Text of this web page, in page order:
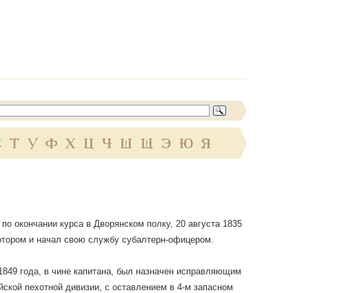
Т У Ф Х Ц Ч Ш Щ Э Ю Я
окончании курса в Дворянском полку, 20 августа 1835
и начал свою службу субалтерн-офицером.
года, в чине капитана, был назначен исправляющим
пехотной дивизии, с оставлением в 4-м запасном